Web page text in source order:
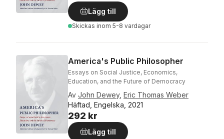
Lägg till
Skickas inom 5-8 vardagar
America's Public Philosopher
Essays on Social Justice, Economics,
Education, and the Future of Democracy
Av John Dewey, Eric Thomas Weber
Häftad, Engelska, 2021
292 kr
Lägg till